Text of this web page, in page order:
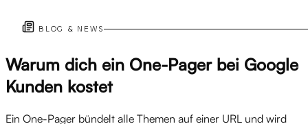
BLOG & NEWS
Warum dich ein One-Pager bei Google
Kunden kostet
Ein One-Pager bündelt alle Themen auf einer URL und wird